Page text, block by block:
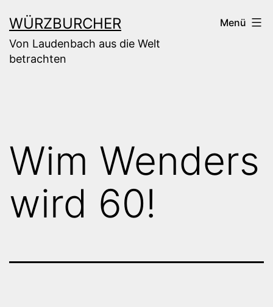
Inhalt
springen
WÜRZBURCHER
Von Laudenbach aus die Welt
betrachten
Menü
Wim Wenders
wird 60!